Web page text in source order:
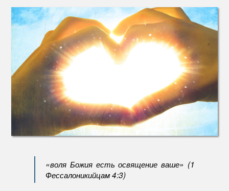
«воля Божия есть освящение ваше» (1
Фессалоникийцам 4:3)